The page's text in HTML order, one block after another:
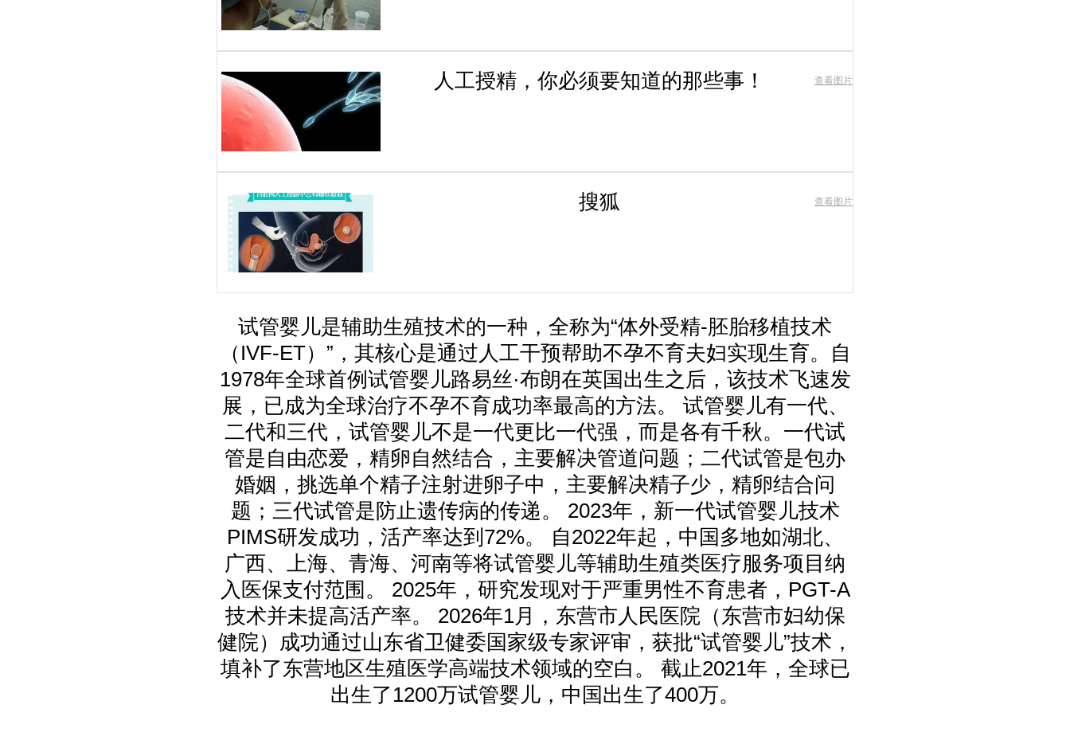
人工授精，你必须要知道的那些事！ 查看图片
搜狐 查看图片
试管婴儿是辅助生殖技术的一种，全称为“体外受精-胚胎移植技术
（IVF-ET）”，其核心是通过人工干预帮助不孕不育夫妇实现生育。自
1978年全球首例试管婴儿路易丝·布朗在英国出生之后，该技术飞速发
展，已成为全球治疗不孕不育成功率最高的方法。 试管婴儿有一代、
二代和三代，试管婴儿不是一代更比一代强，而是各有千秋。一代试
管是自由恋爱，精卵自然结合，主要解决管道问题；二代试管是包办
婚姻，挑选单个精子注射进卵子中，主要解决精子少，精卵结合问
题；三代试管是防止遗传病的传递。 2023年，新一代试管婴儿技术
PIMS研发成功，活产率达到72%。 自2022年起，中国多地如湖北、
广西、上海、青海、河南等将试管婴儿等辅助生殖类医疗服务项目纳
入医保支付范围。 2025年，研究发现对于严重男性不育患者，PGT-A
技术并未提高活产率。 2026年1月，东营市人民医院（东营市妇幼保
健院）成功通过山东省卫健委国家级专家评审，获批“试管婴儿”技术，
填补了东营地区生殖医学高端技术领域的空白。 截止2021年，全球已
出生了1200万试管婴儿，中国出生了400万。